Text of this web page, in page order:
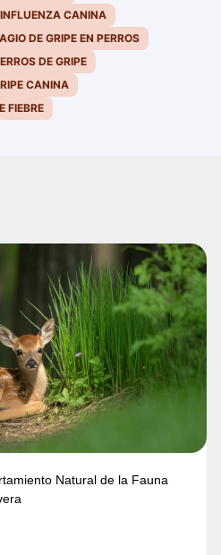
CANINA
DE GRIPE EN PERROS
DE GRIPE
CANINA
FIEBRE
Natural de la Fauna